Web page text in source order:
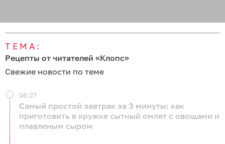
ТЕМА:
Рецепты от читателей «Клопс»
Свежие новости по теме
Самый простой завтрак за 3 минуты: как
приготовить в кружке сытный омлет с овощами и
плавленым сыром
06:27